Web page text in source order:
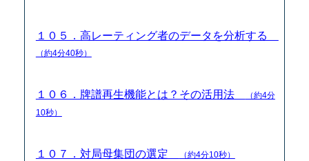
１０５．高レーティング者のデータを分析する
（約4分40秒）
１０６．牌譜再生機能とは？その活用法
（約4分
10秒）
１０７．対局母集団の選定 （約4分10秒）